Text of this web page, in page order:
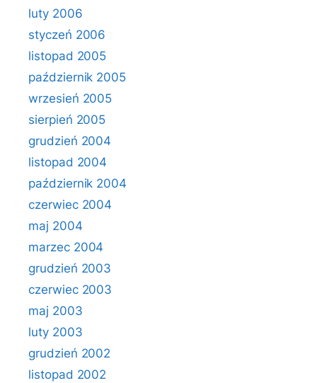
luty 2006
styczeń 2006
listopad 2005
październik 2005
wrzesień 2005
sierpień 2005
grudzień 2004
listopad 2004
październik 2004
czerwiec 2004
maj 2004
marzec 2004
grudzień 2003
czerwiec 2003
maj 2003
luty 2003
grudzień 2002
listopad 2002